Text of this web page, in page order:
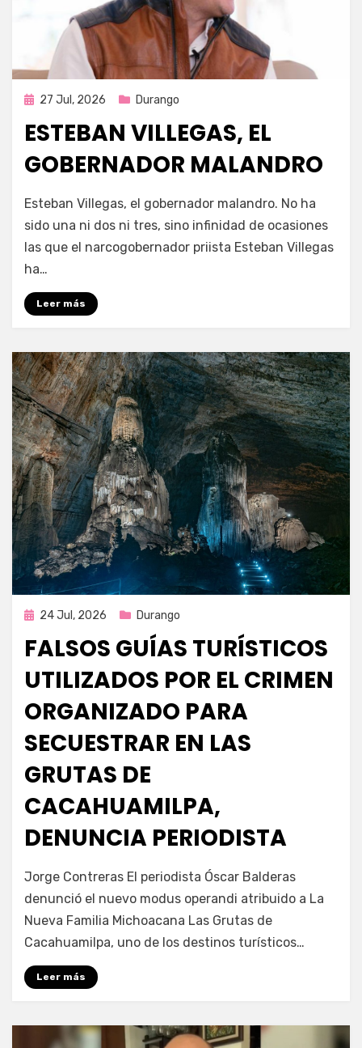
Publicada
27 Jul, 2026 Durango
ESTEBAN VILLEGAS, EL
GOBERNADOR MALANDRO
por Fernando Miranda Servín
Esteban Villegas, el gobernador malandro. No ha
sido una ni dos ni tres, sino infinidad de ocasiones
las que el narcogobernador priista Esteban Villegas
ha…
Leer más
Publicada
24 Jul, 2026 Durango
FALSOS GUÍAS TURÍSTICOS
UTILIZADOS POR EL CRIMEN
ORGANIZADO PARA
SECUESTRAR EN LAS
GRUTAS DE
CACAHUAMILPA,
DENUNCIA PERIODISTA
Fernando Miranda Servín
Jorge Contreras El periodista Óscar Balderas
denunció el nuevo modus operandi atribuido a La
Nueva Familia Michoacana Las Grutas de
Cacahuamilpa, uno de los destinos turísticos…
Leer más